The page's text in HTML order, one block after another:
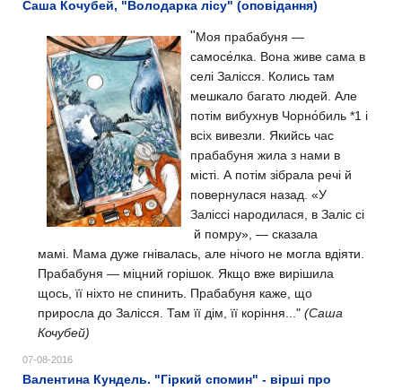
Саша Кочубей, "Володарка лісу" (оповідання)
"Моя прабабуня —
самосе́лка. Вона живе сама в
селі Залісся. Колись там
мешкало багато людей. Але
потім вибухнув Чорно́биль *1 і
всіх вивезли. Якийсь час
прабабуня жила з нами в
місті. А потім зібрала речі й
повернулася назад. «У
Заліссі народилася, в Заліс сі
й помру», — сказала
мамі. Мама дуже гнівалась, але нічого не могла вдіяти.
Прабабуня — міцний горішок. Якщо вже вирішила
щось, її ніхто не спинить. Прабабуня каже, що
приросла до Залісся. Там її дім, її коріння..." (Саша
Кочубей)
07-08-2016
Валентина Кундель. "Гіркий спомин" - вірші про